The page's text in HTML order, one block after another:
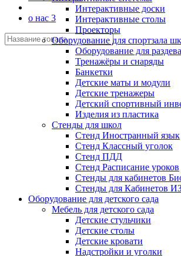
о нас 3
Интерактивные доски
Интерактивные столы
Проекторы
Оборудование для спортзала
Оборудование для
Тренажёры и снаряды
Банкетки
Детские маты и модули
Детские тренажеры
Детский спортивный
Изделия из пластика
Стенды для школ
Стенд Иностранный язык
Стенд Классный уголок
Стенд ПДД
Стенд Расписание уроков
Стенды для кабинетов
Стенды для Кабинетов
Оборудование для детского сада
Мебель для детского сада
Детские стульчики
Детские столы
Детские кровати
Надстройки и уголки